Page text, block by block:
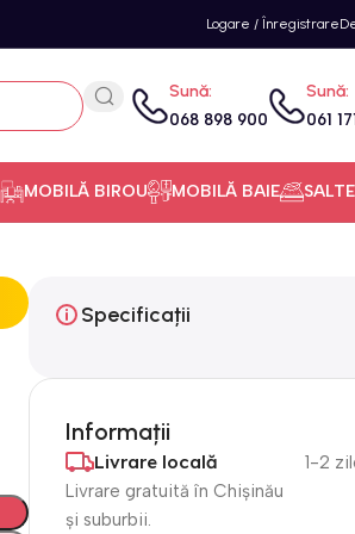
Logare / Înregistrare
Sună:
068 898 900
Sună:
061
MOBILĂ BIROU MOBILĂ BAIE
Specificații
Informații
Livrare locală
Livrare gratuită în Chișinău
și suburbii.
1-2